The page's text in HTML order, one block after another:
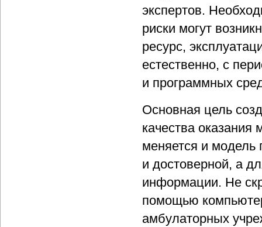
экспертов.
риски могут
ресурс,
естественно, с
и программных
Основная цель
качества
меняется и модель
и достоверной, а
информации. Не
помощью
амбулаторных